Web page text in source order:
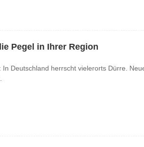
Pegel in Ihrer Region
In Deutschland herrscht vielerorts Dürre.